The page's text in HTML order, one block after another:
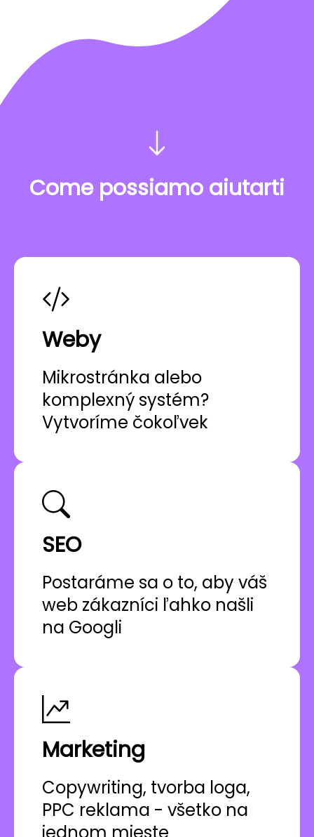
Come possiamo aiutarti
Weby
Mikrostránka alebo
komplexný systém?
Vytvoríme čokoľvek
SEO
Postaráme sa o to, aby váš
web zákazníci ľahko našli
na Googli
Marketing
Copywriting, tvorba loga,
PPC reklama - všetko na
jednom mieste